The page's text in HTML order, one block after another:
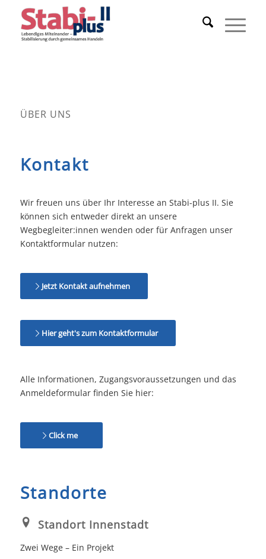
ÜBER UNS
Kontakt
Wir freuen uns über Ihr Interesse an Stabi-plus II. Sie
können sich entweder direkt an unsere
Wegbegleiter:innen wenden oder für Anfragen unser
Kontaktformular nutzen:
Jetzt Kontakt aufnehmen
Hier geht's zum Kontaktformular
Alle Informationen, Zugangsvoraussetzungen und das
Anmeldeformular finden Sie hier:
Click me
Standorte
Standort Innenstadt
Zwei Wege – Ein Projekt